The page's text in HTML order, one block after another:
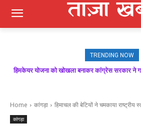
TRENDING NOW
हिमकेयर योजना को खोखला बनाकर कांग्रेस सरकार ने
मजबूत बूथ ही भाजपा की जीत की गारंटी, आगामी
Home कांगड़ा हिमाचल की बेटियों ने चमकाया राष्ट्रीय
कांगड़ा